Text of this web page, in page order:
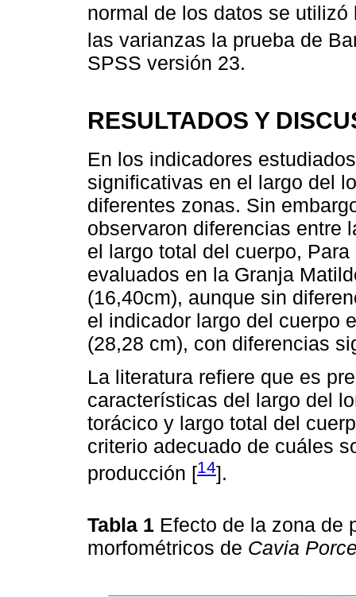
normal de los datos se
las varianzas la prueba de
SPSS versión 23.
RESULTADOS Y
En los indicadores
significativas en el largo del
diferentes zonas. Sin
observaron diferencias entre
el largo total del cuerpo,
evaluados en la Granja
(16,40cm), aunque sin
el indicador largo del cuerpo
(28,28 cm), con diferencias
La literatura refiere que es
características del largo del
torácico y largo total del
criterio adecuado de cuáles
producción [14].
Tabla 1 Efecto de la zona de
morfométricos de Cavia